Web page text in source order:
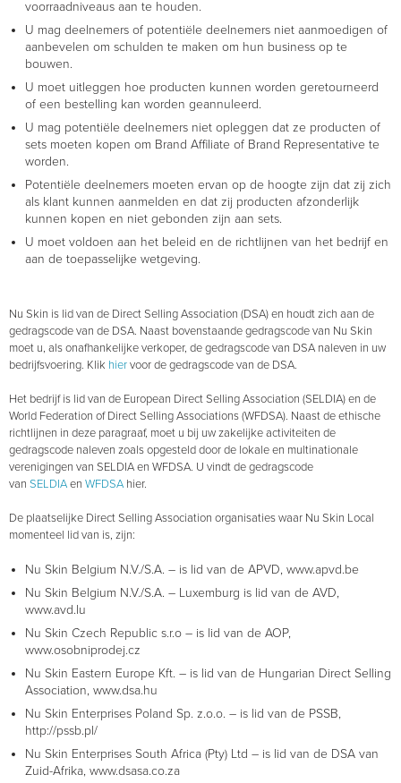
voorraadniveaus aan te houden.
U mag deelnemers of potentiële deelnemers niet aanmoedigen of
aanbevelen om schulden te maken om hun business op te
bouwen.
U moet uitleggen hoe producten kunnen worden geretourneerd
of een bestelling kan worden geannuleerd.
U mag potentiële deelnemers niet opleggen dat ze producten of
sets moeten kopen om Brand Affiliate of Brand Representative te
worden.
Potentiële deelnemers moeten ervan op de hoogte zijn dat zij zich
als klant kunnen aanmelden en dat zij producten afzonderlijk
kunnen kopen en niet gebonden zijn aan sets.
U moet voldoen aan het beleid en de richtlijnen van het bedrijf en
aan de toepasselijke wetgeving.
Nu Skin is lid van de Direct Selling Association (DSA) en houdt zich aan de
gedragscode van de DSA. Naast bovenstaande gedragscode van Nu Skin
moet u, als onafhankelijke verkoper, de gedragscode van DSA naleven in uw
bedrijfsvoering. Klik hiervoor de gedragscode van de DSA.
Het bedrijf is lid van de European Direct Selling Association (SELDIA) en de
World Federation of Direct Selling Associations (WFDSA). Naast de ethische
richtlijnen in deze paragraaf, moet u bij uw zakelijke activiteiten de
gedragscode naleven zoals opgesteld door de lokale en multinationale
verenigingen van SELDIA en WFDSA. U vindt de gedragscode
van SELDIAen WFDSA hier.
De plaatselijke Direct Selling Association organisaties waar Nu Skin Local
momenteel lid van is, zijn:
Nu Skin Belgium N.V./S.A. – is lid van de APVD, www.apvd.be
Nu Skin Belgium N.V./S.A. – Luxemburg is lid van de AVD,
www.avd.lu
Nu Skin Czech Republic s.r.o – is lid van de AOP,
www.osobniprodej.cz
Nu Skin Eastern Europe Kft. – is lid van de Hungarian Direct Selling
Association, www.dsa.hu
Nu Skin Enterprises Poland Sp. z.o.o. – is lid van de PSSB,
http://pssb.pl/
Nu Skin Enterprises South Africa (Pty) Ltd – is lid van de DSA van
Zuid-Afrika, www.dsasa.co.za